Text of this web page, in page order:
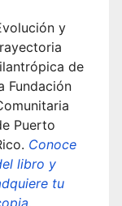
y
de
Fundación
Puerto
Conoce
libro y
tu